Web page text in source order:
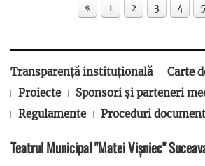
1 2 3 4 5
Transparență instituțională
Carte
Proiecte
Sponsori și parteneri
Regulamente
Proceduri
Teatrul Municipal "Matei Vișniec"